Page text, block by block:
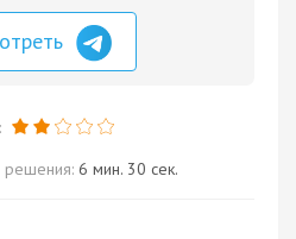
6 мин. 30 сек.